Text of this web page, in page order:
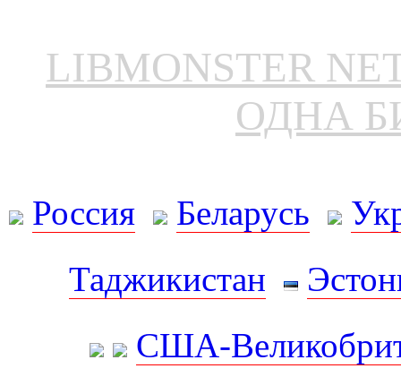
LIBMONSTER
ОДНА
Россия Беларусь
Таджикистан
США-